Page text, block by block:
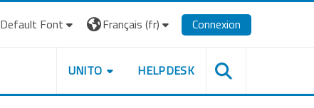
Default Font
Français ‎(fr)‎ Connexion
UNITO HELPDESK